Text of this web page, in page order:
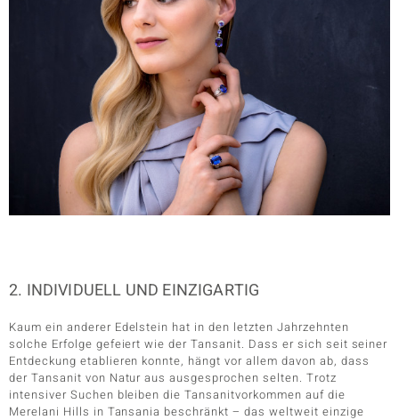
2. INDIVIDUELL UND EINZIGARTIG
Kaum ein anderer Edelstein hat in den letzten Jahrzehnten
solche Erfolge gefeiert wie der Tansanit. Dass er sich seit seiner
Entdeckung etablieren konnte, hängt vor allem davon ab, dass
der Tansanit von Natur aus ausgesprochen selten. Trotz
intensiver Suchen bleiben die Tansanitvorkommen auf die
Merelani Hills in Tansania beschränkt – das weltweit einzige